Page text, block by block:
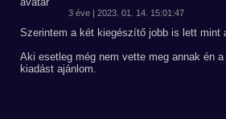
3 éve | 2023. 01. 14. 15:01:47
Szerintem a két kiegészítő jobb is lett mint
Aki esetleg még nem vette meg annak én
kiadást ajánlom.